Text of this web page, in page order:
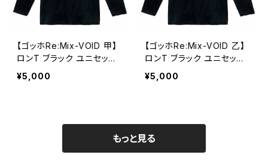
【ゴッホRe:Mix-VOID 甲】
ロンT ブラック ユニセック
ス
¥5,000
【ゴッホRe:Mix-VOID 乙】
ロンT ブラック ユニセック
ス
¥5,000
もっと見る